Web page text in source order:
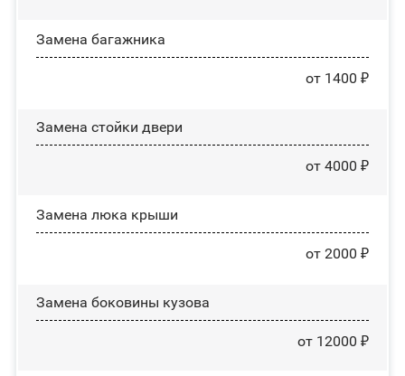
Замена багажника
от 1400 ₽
Зaмeнa cтoйĸи двepи
от 4000 ₽
Зaмeнa люĸa ĸpыши
от 2000 ₽
Замена боковины кузова
от 12000 ₽